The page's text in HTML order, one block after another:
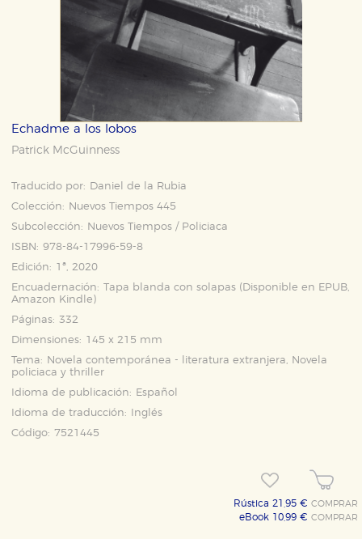
Echadme a los lobos
Patrick McGuinness
Traducido por:
Daniel de la Rubia
Colección:
Nuevos Tiempos 445
Subcolección:
Nuevos Tiempos / Policiaca
ISBN: 978-84-17996-59-8
Edición: 1ª, 2020
Encuadernación: Tapa blanda con solapas (Disponible en EPUB,
Amazon Kindle )
Páginas: 332
Dimensiones: 145 x 215 mm
Tema:
Novela contemporánea - literatura extranjera, Novela
policiaca y thriller
Idioma de publicación:
Español
Idioma de traducción:
Inglés
Código: 7521445
Rústica 21,95 €COMPRAR
eBook 10,99 €COMPRAR